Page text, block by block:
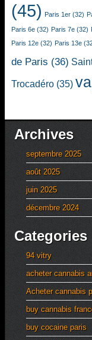
(45) Paris 1er (32)
Paris 6e (32) Paris 7e (32)
Paris 12e (32) Paris 13e
de Paris (36)
Trocadéro (35)
Archives
septembre 2025
août 2025
juin 2025
décembre 2024
Categories
94 vitry
acheter cannabis
Acheter cannabis
buy cannabis
buy cocaine paris